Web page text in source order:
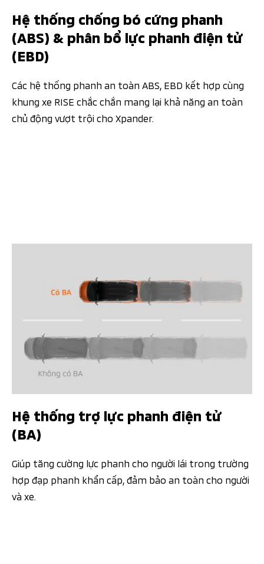
Hệ thống chống bó cứng phanh
(ABS) & phân bổ lực phanh điện tử
(EBD)
Các hệ thống phanh an toàn ABS, EBD kết hợp cùng
khung xe RISE chắc chắn mang lại khả năng an toàn
chủ động vượt trội cho Xpander.
Hệ thống trợ lực phanh điện tử
(BA)
Giúp tăng cường lực phanh cho người lái trong trường
hợp đạp phanh khẩn cấp, đảm bảo an toàn cho người
và xe.​​